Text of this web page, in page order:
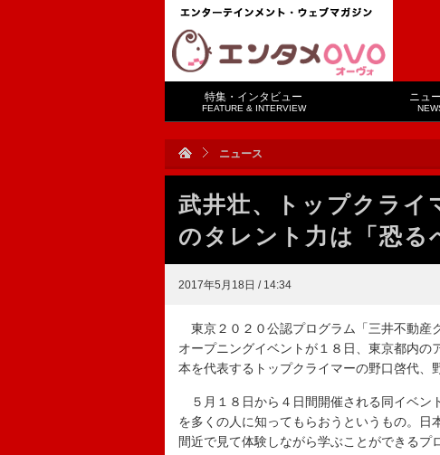
特集・インタビュー
FEATURE & INTERVIEW
ニュ
ニュース
武井壮、トップクラ
のタレント力は「恐る
2017年5月18日 / 14:34
東京２０２０公認プログラム「三井不動
オープニングイベントが１８日、東京都内
本を代表するトップクライマーの野口啓代、
５月１８日から４日間開催される同イベン
を多くの人に知ってもらおうというもの。
間近で見て体験しながら学ぶことができるプ